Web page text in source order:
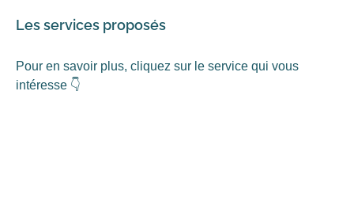
Les services proposés
Pour en savoir plus, cliquez sur le service qui vous
intéresse 👇